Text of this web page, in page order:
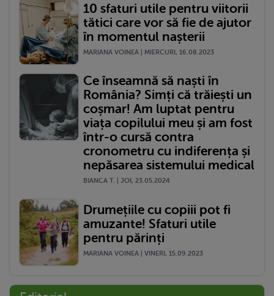
10 sfaturi utile pentru viitorii
tătici care vor să fie de ajutor
în momentul nașterii
MARIANA VOINEA | MIERCURI, 16.08.2023
Ce înseamnă să naști în
România? Simți că trăiești un
coșmar! Am luptat pentru
viața copilului meu și am fost
într-o cursă contra
cronometru cu indiferența și
nepăsarea sistemului medical
BIANCA T. | JOI, 23.05.2024
Drumețiile cu copiii pot fi
amuzante! Sfaturi utile
pentru părinți
MARIANA VOINEA | VINERI, 15.09.2023